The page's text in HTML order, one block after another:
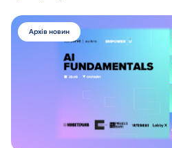
Архів новин